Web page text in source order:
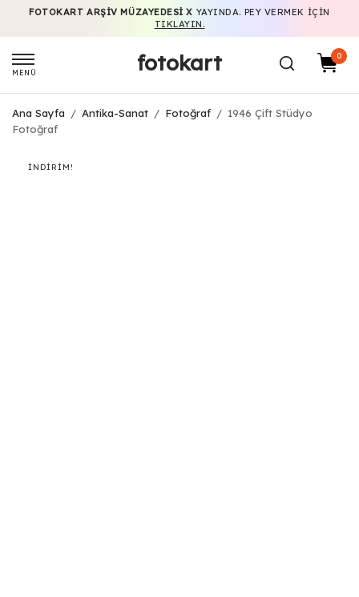
FOTOKART ARŞIV MÜZAYEDESI X YAYINDA. PEY VERMEK IÇIN
TIKLAYIN.
MENÜ fotokart 0
Ana Sayfa / Antika-Sanat / Fotoğraf / 1946 Çift Stüdyo
Fotoğraf
İNDIRIM!